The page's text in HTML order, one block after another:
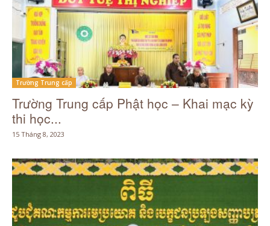
Trường Trung cấp
Trường Trung cấp Phật học – Khai mạc kỳ
thi học...
15 Tháng 8, 2023